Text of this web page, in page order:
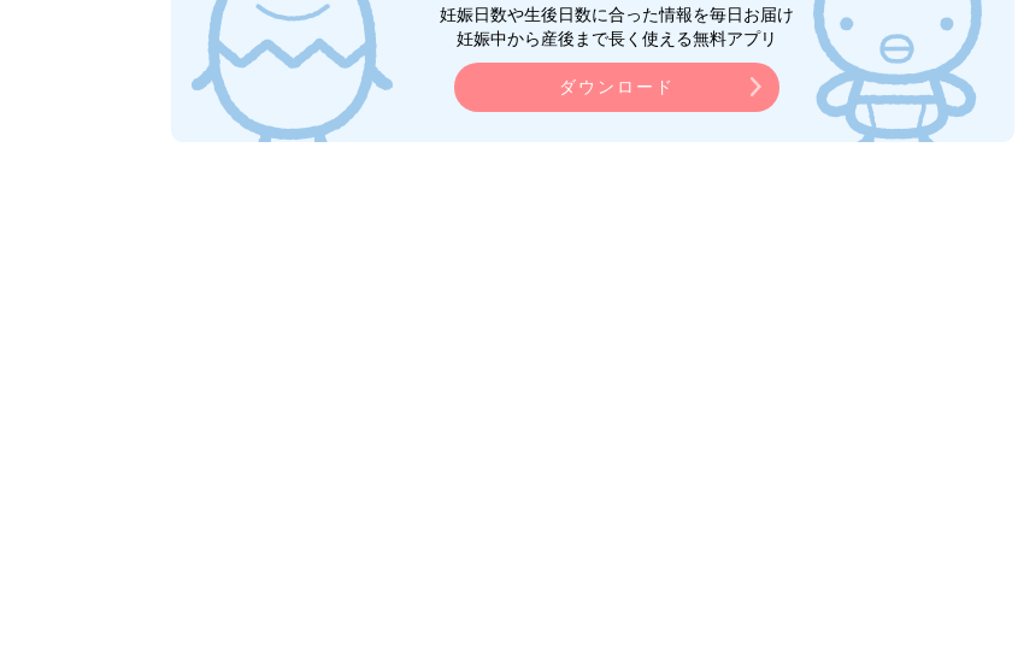
妊娠日数や生後日数に合った情報を毎日お届け
妊娠中から産後まで長く使える無料アプリ
ダウンロード